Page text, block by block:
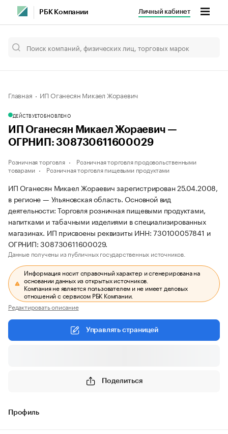
РБК Компании Личный кабинет
Главная ИП Оганесян Микаел Жораевич
ДЕЙСТВУЕТОБНОВЛЕНО
ИП Оганесян Микаел Жораевич —
ОГРНИП: 308730611600029
Розничная торговля
Розничная торговля продовольственными
товарами
Розничная торговля пищевыми продуктами
ИП Оганесян Микаел Жораевич зарегистрирован 25.04.2008,
в регионе — Ульяновская область. Основной вид
деятельности: Торговля розничная пищевыми продуктами,
напитками и табачными изделиями в специализированных
магазинах. ИП присвоены реквизиты ИНН: 730100057841 и
ОГРНИП: 308730611600029.
Данные получены из публичных государственных источников.
Информация носит справочный характер и сгенерирована на
основании данных из открытых источников.
Компания не является пользователем и не имеет деловых
отношений с сервисом РБК Компании.
Редактировать описание
Управлять страницей
Поделиться
Профиль